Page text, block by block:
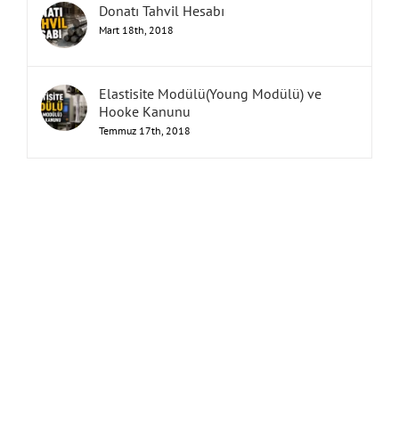
Donatı Tahvil Hesabı
Mart 18th, 2018
Elastisite Modülü(Young Modülü) ve
Hooke Kanunu
Temmuz 17th, 2018